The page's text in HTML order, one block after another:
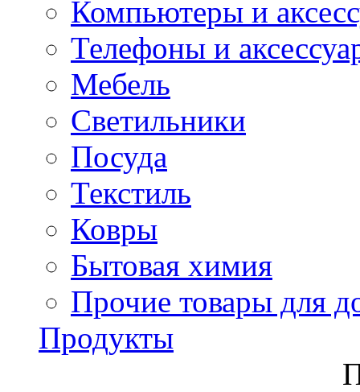
Компьютеры и
Телефоны и
Мебель
Светильники
Посуда
Текстиль
Ковры
Бытовая химия
Прочие товары для
Продукты